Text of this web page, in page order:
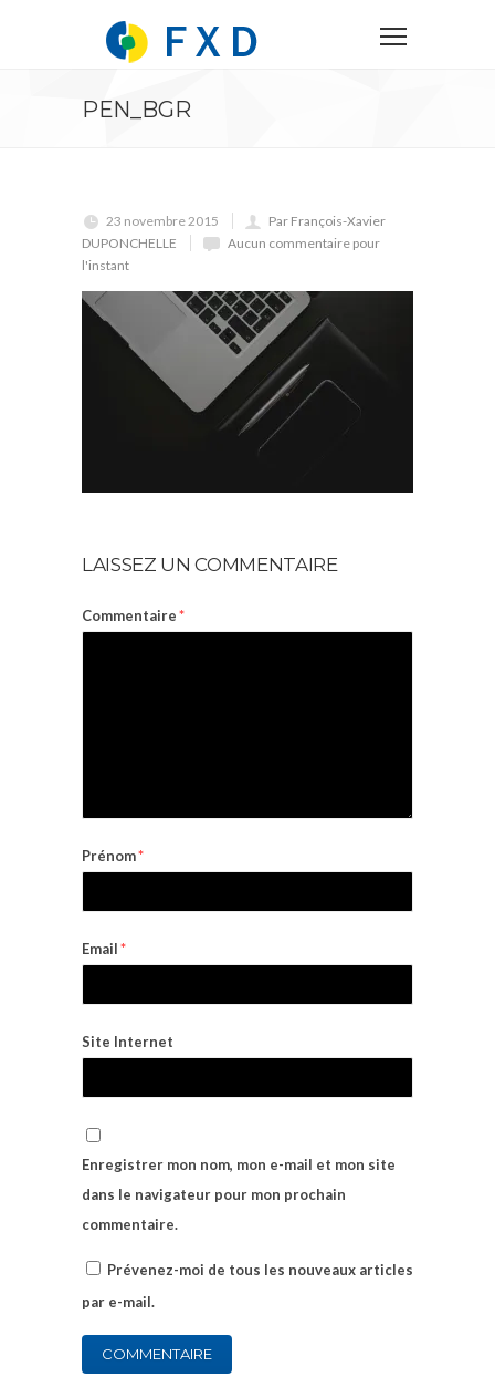
PEN_BGR
23 novembre 2015
Par François-Xavier
DUPONCHELLE
Aucun commentaire pour
l'instant
LAISSEZ UN COMMENTAIRE
Commentaire*
Prénom*
Email*
Site Internet
Enregistrer mon nom, mon e-mail et mon site
dans le navigateur pour mon prochain
commentaire.
Prévenez-moi de tous les nouveaux articles
par e-mail.